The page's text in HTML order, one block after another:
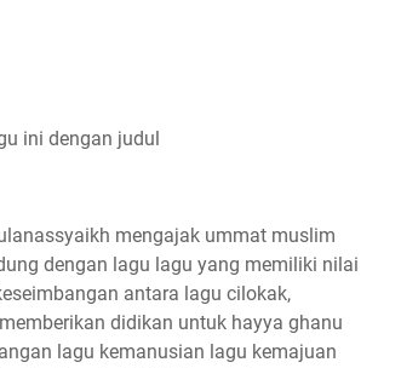
ini dengan judul
mengajak ummat muslim
dengan lagu lagu yang memiliki nilai
antara lagu cilokak,
didikan untuk hayya ghanu
lagu kemanusian lagu kemajuan